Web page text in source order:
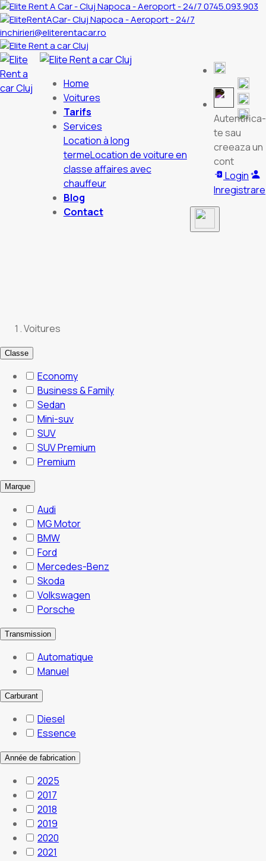
0745.093.903
inchirieri@eliterentacar.ro
Home
Voitures
Tarifs
Services
Location à long
termeLocation de voiture en
classe affaires avec
chauffeur
Blog
Contact
Autentifica-
te sau
creeaza un
cont
Login
Inregistrare
Voitures
Classe
Economy
Business & Family
Sedan
Mini-suv
SUV
SUV Premium
Premium
Marque
Audi
MG Motor
BMW
Ford
Mercedes-Benz
Skoda
Volkswagen
Porsche
Transmission
Automatique
Manuel
Carburant
Diesel
Essence
Année de fabrication
2025
2017
2018
2019
2020
2021